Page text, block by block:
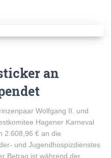
an
Wolfgang II. und
Hagener Karneval
2.608,96 € an die
und Jugendhospizdienstes
Betrag ist während der